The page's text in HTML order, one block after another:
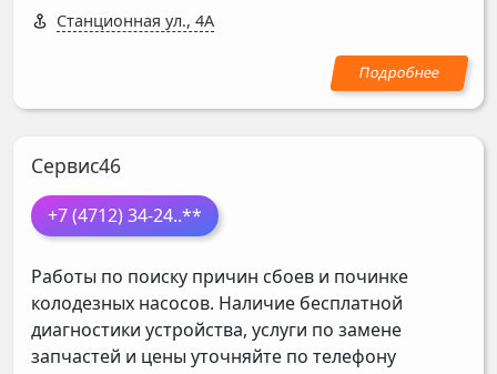
Станционная ул., 4А
Сервис46
+7 (4712) 34-24..**
Работы по поиску причин сбоев и починке
колодезных насосов. Наличие бесплатной
диагностики устройства, услуги по замене
запчастей и цены уточняйте по телефону